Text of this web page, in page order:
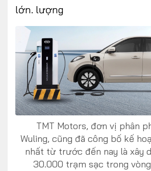
lớn. lượng
TMT Motors, đơn vị phân
Wuling, cũng đã công bố kế
nhất từ trước đến nay là xây
30.000 trạm sạc trong